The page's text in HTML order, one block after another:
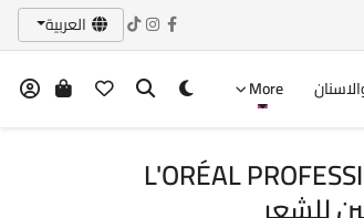
العربية
More
L'ORÉAL